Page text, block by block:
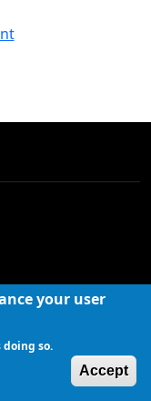
medier ved at lade
offentlige debat.
your user
doing so.
Accept